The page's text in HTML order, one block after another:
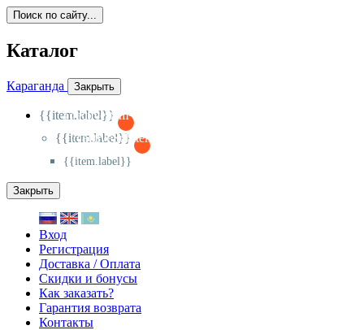
Поиск по сайту...
Каталог
Караганда Закрыть
{{item.label}}
{{activeItem==item.id?'-
{{item.label}}
{{activeSubitem==item.id?'-
{{item.label}}
Закрыть
Вход
Регистрация
Доставка / Оплата
Скидки и бонусы
Как заказать?
Гарантия возврата
Контакты